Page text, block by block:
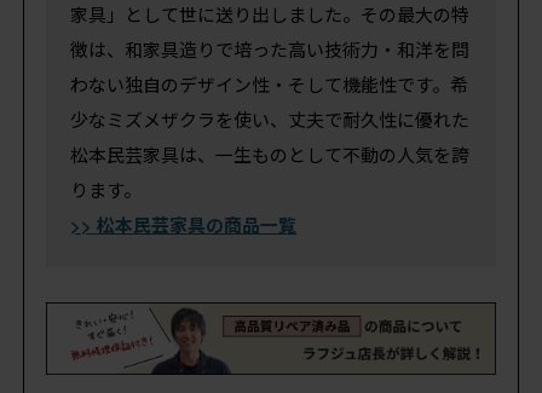
家具」として世に送り出しました。その最大の特
徴は、和家具造りで培った高い技術力・和洋を問
わない独自のデザイン性・そして機能性です。希
少なミズメザクラを使い、丈夫で耐久性に優れた
松本民芸家具は、一生ものとして不動の人気を誇
ります。
>> 松本民芸家具の商品一覧